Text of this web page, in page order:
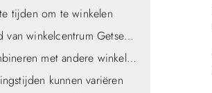
tijden om te winkelen
Bereikbaarheid van winkelcentrum Getsewoud
Winkelen combineren met andere winkelcentra
kunnen variëren